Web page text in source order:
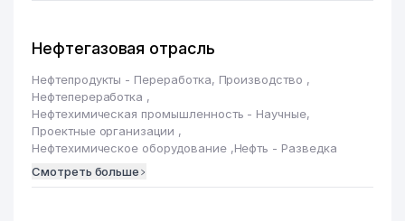
Нефтегазовая отрасль
Нефтепродукты - Переработка, Производство ,
Нефтепереработка ,
Нефтехимическая промышленность - Научные,
Проектные организации ,
Нефтехимическое оборудование ,Нефть - Разведка
Смотреть больше